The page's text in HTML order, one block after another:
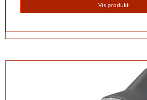
Vis produkt